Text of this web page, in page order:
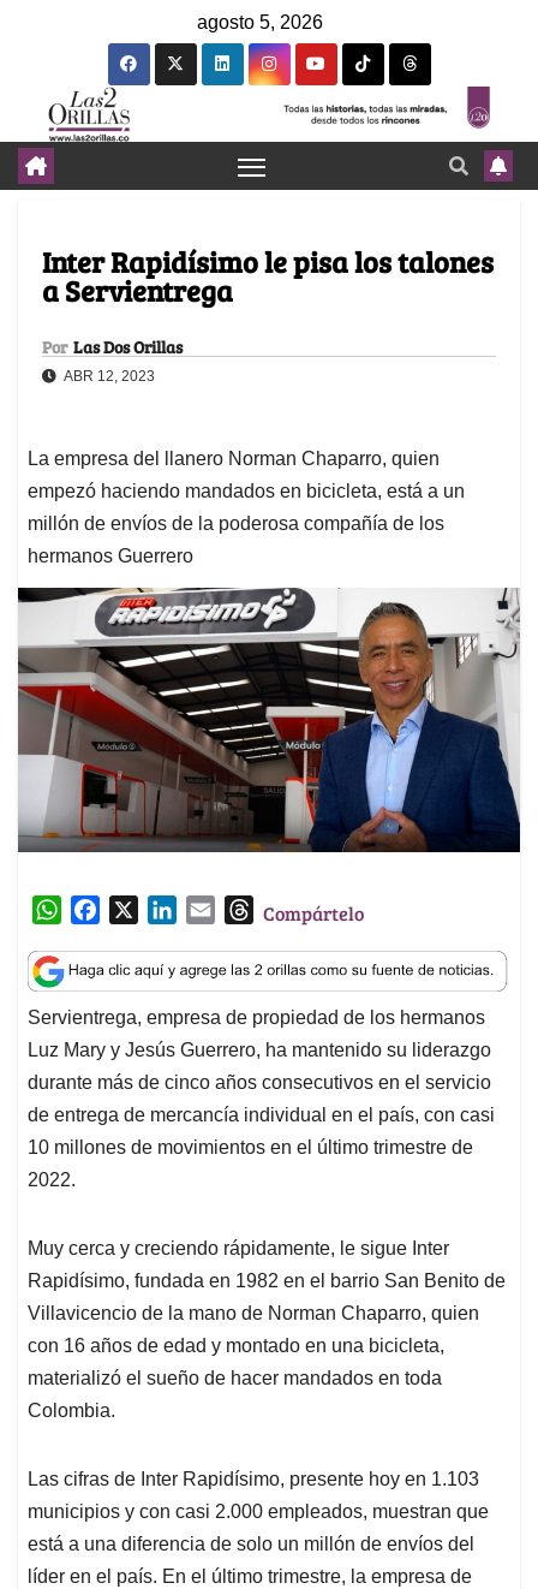
agosto 5, 2026
Inter Rapidísimo le pisa los talones
a Servientrega
Por Las Dos Orillas
ABR 12, 2023
La empresa del llanero Norman Chaparro, quien
empezó haciendo mandados en bicicleta, está a un
millón de envíos de la poderosa compañía de los
hermanos Guerrero
W
a
t
s
A
p
p
c
e
b
o
o
k
n
k
e
d
I
n
a
i
l
T
r
e
a
d
s
Compártelo
Servientrega, empresa de propiedad de los hermanos
Luz Mary y Jesús Guerrero, ha mantenido su liderazgo
durante más de cinco años consecutivos en el servicio
de entrega de mercancía individual en el país, con casi
10 millones de movimientos en el último trimestre de
2022.
Muy cerca y creciendo rápidamente, le sigue Inter
Rapidísimo, fundada en 1982 en el barrio San Benito de
Villavicencio de la mano de Norman Chaparro, quien
con 16 años de edad y montado en una bicicleta,
materializó el sueño de hacer mandados en toda
Colombia.
Las cifras de Inter Rapidísimo, presente hoy en 1.103
municipios y con casi 2.000 empleados, muestran que
está a una diferencia de solo un millón de envíos del
líder en el país. En el último trimestre, la empresa de